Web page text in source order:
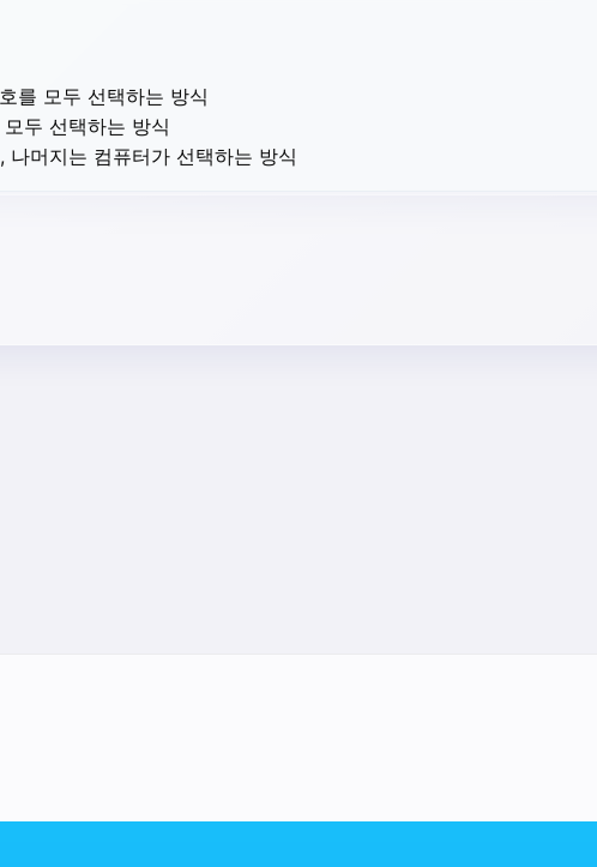
를 모두 선택하는 방식
두 선택하는 방식
나머지는 컴퓨터가 선택하는 방식